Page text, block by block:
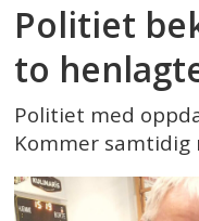
Politiet
to
Politiet med
Kommer